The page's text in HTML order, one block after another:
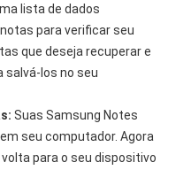
lista de dados
para verificar seu
que deseja recuperar e
salvá-los no seu
Suas Samsung Notes
seu computador. Agora
para o seu dispositivo